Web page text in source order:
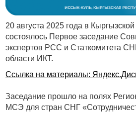
20 августа 2025 года в
состоялось Первое заседание
экспертов РСС и Статкомитета
области ИКТ.
Ссылка на материалы:
Заседание прошло на полях
МСЭ для стран СНГ